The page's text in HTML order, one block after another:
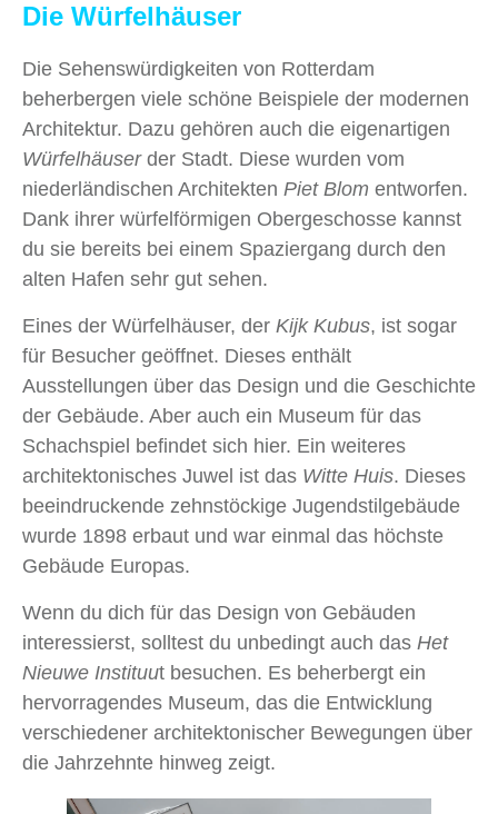
Die Würfelhäuser
Die Sehenswürdigkeiten von Rotterdam
beherbergen viele schöne Beispiele der modernen
Architektur. Dazu gehören auch die eigenartigen
Würfelhäuserder Stadt. Diese wurden vom
niederländischen Architekten Piet Blom entworfen.
Dank ihrer würfelförmigen Obergeschosse kannst
du sie bereits bei einem Spaziergang durch den
alten Hafen sehr gut sehen.
Eines der Würfelhäuser, der Kijk Kubus, ist sogar
für Besucher geöffnet. Dieses enthält
Ausstellungen über das Design und die Geschichte
der Gebäude. Aber auch ein Museum für das
Schachspiel befindet sich hier. Ein weiteres
architektonisches Juwel ist das Witte Huis. Dieses
beeindruckende zehnstöckige Jugendstilgebäude
wurde 1898 erbaut und war einmal das höchste
Gebäude Europas.
Wenn du dich für das Design von Gebäuden
interessierst, solltest du unbedingt auch das Het
Nieuwe Instituut besuchen. Es beherbergt ein
hervorragendes Museum, das die Entwicklung
verschiedener architektonischer Bewegungen über
die Jahrzehnte hinweg zeigt.